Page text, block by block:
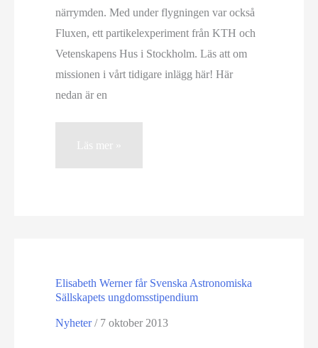
närrymden. Med under flygningen var också
Fluxen, ett partikelexperiment från KTH och
Vetenskapens Hus i Stockholm. Läs att om
missionen i vårt tidigare inlägg här! Här
nedan är en
Filmklipp
Läs mer »
Elisabeth Werner får Svenska Astronomiska
Sällskapets ungdomsstipendium
Nyheter/ 7 oktober 2013